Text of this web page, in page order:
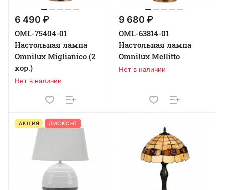
6 490 ₽
OML-75404-01
Настольная лампа
Omnilux Miglianico (2
кор.)
Нет в наличии
9 680 ₽
OML-63814-01
Настольная лампа
Omnilux Mellitto
Нет в наличии
АКЦИЯ ДИСКОНТ